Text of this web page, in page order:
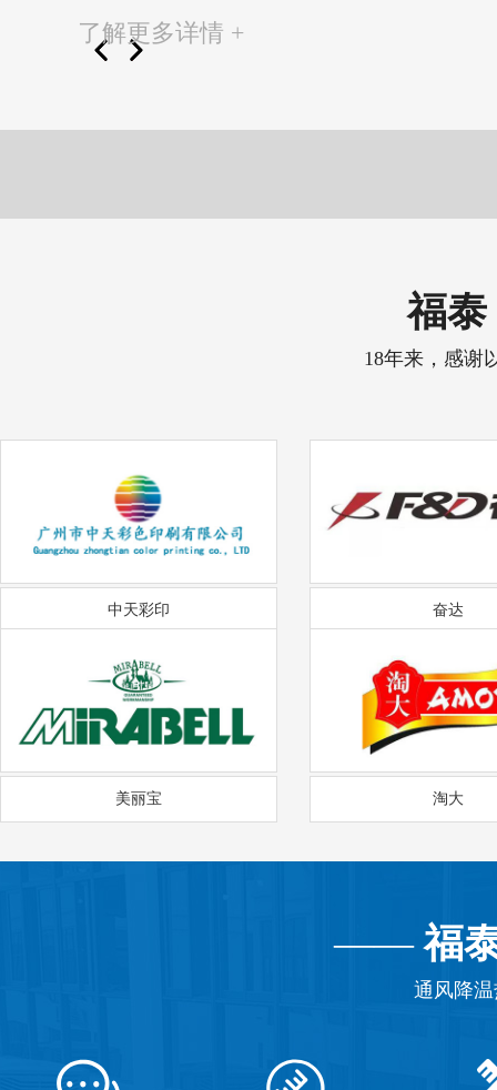
了解更多详情 +
福泰
18年来，感谢
中天彩印 奋达
美丽宝 淘大
——福
通风降